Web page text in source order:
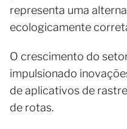
representa uma
ecologicamente
O crescimento do
impulsionado
de aplicativos de
de rotas.